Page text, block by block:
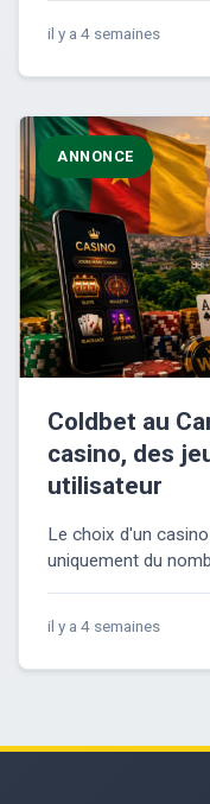
il y a 4 semaines
ANNONCE
Coldbet au
casino, des
utilisateur
Le choix d'un
uniquement du
il y a 4 semaines